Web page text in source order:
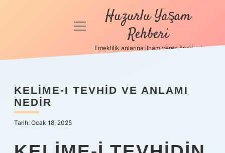
Anasayfa
Politikası
Yasal Uyarı
menüyü
Huzurlu Yaşam
Rehberi
Emeklilik anlarına ilham veren öneriler!
KELIME-I TEVHID VE ANLAMI
NEDIR
Tarih: Ocak 18, 2025